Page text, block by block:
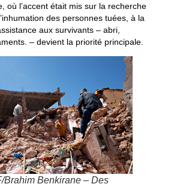
où l’accent était mis sur la recherche
des personnes tuées, à la
aux survivants – abri,
– devient la priorité principale.
Brahim Benkirane – Des